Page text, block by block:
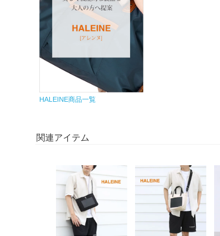
HALEINE商品一覧
関連アイテム